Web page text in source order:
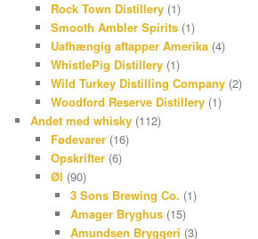
Rock Town Distillery(1)
Smooth Ambler Spirits(1)
Uafhængig aftapper Amerika(4)
WhistlePig Distillery(1)
Wild Turkey Distilling Company(2)
Woodford Reserve Distillery(1)
Andet med whisky (112)
Fødevarer(16)
Opskrifter(6)
Øl (90)
3 Sons Brewing Co. (1)
Amager Bryghus (15)
Amundsen Bryggeri (3)